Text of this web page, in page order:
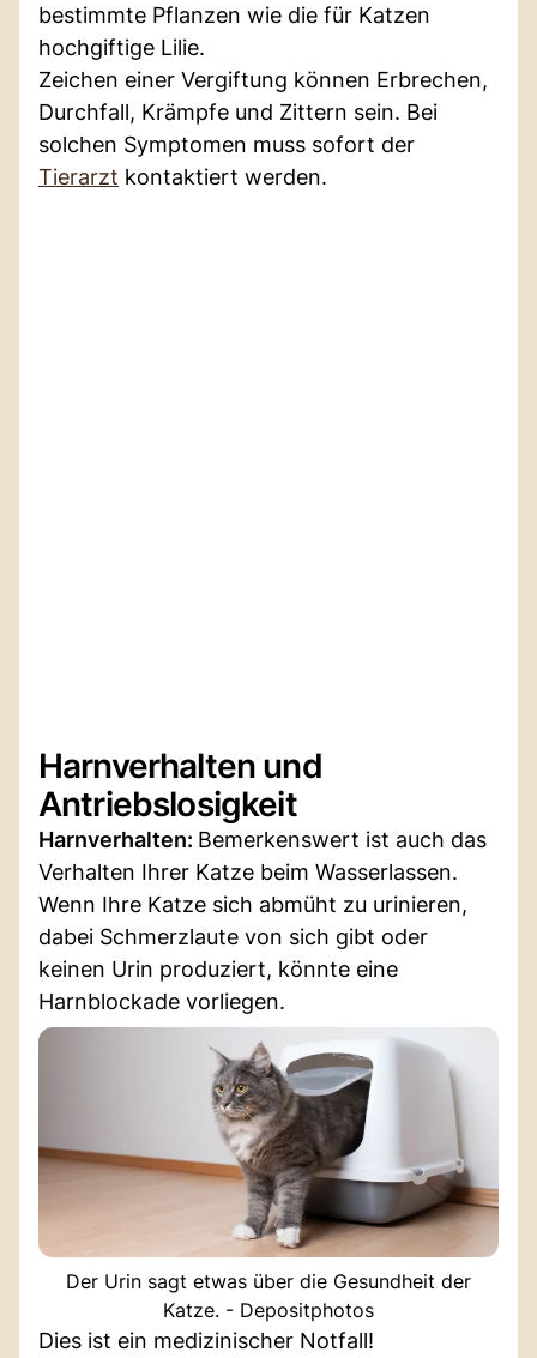
bestimmte Pflanzen wie die für Katzen
hochgiftige Lilie.
Zeichen einer Vergiftung können Erbrechen,
Durchfall, Krämpfe und Zittern sein. Bei
solchen Symptomen muss sofort der
Tierarzt kontaktiert werden.
Harnverhalten und
Antriebslosigkeit
Harnverhalten: Bemerkenswert ist auch das
Verhalten Ihrer Katze beim Wasserlassen.
Wenn Ihre Katze sich abmüht zu urinieren,
dabei Schmerzlaute von sich gibt oder
keinen Urin produziert, könnte eine
Harnblockade vorliegen.
Der Urin sagt etwas über die Gesundheit der
Katze. - Depositphotos
Dies ist ein medizinischer Notfall!